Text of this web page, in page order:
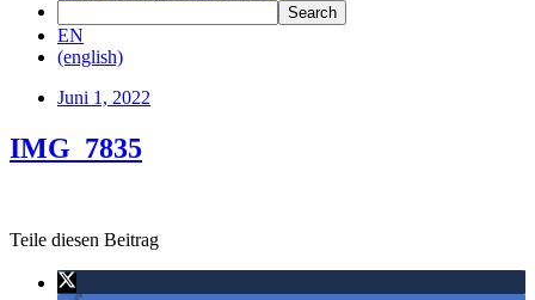
EN
(english)
Juni 1, 2022
IMG_7835
Teile diesen Beitrag